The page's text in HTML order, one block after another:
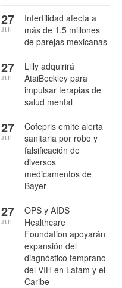
Infertilidad afecta a
más de 1.5 millones
de parejas mexicanas
27
JUL
Lilly adquirirá
AtaiBeckley para
impulsar terapias de
salud mental
27
JUL
Cofepris emite alerta
sanitaria por robo y
falsificación de
diversos
medicamentos de
Bayer
27
JUL
OPS y AIDS
Healthcare
Foundation apoyarán
expansión del
diagnóstico temprano
del VIH en Latam y el
Caribe
27
JUL